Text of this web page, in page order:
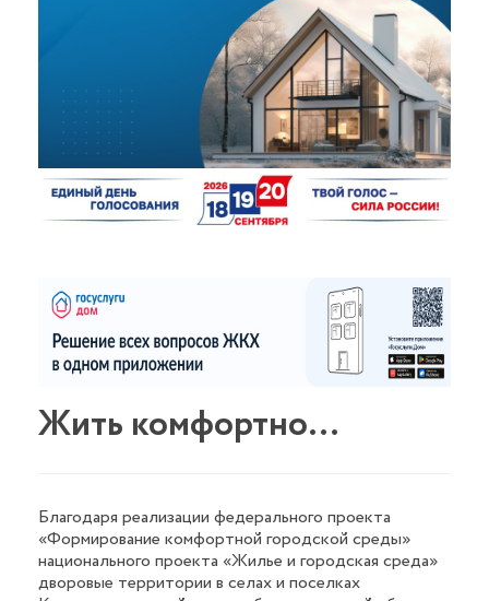
Жить комфортно…
Благодаря реализации федерального проекта
«Формирование комфортной городской среды»
национального проекта «Жилье и городская среда»
дворовые территории в селах и поселках